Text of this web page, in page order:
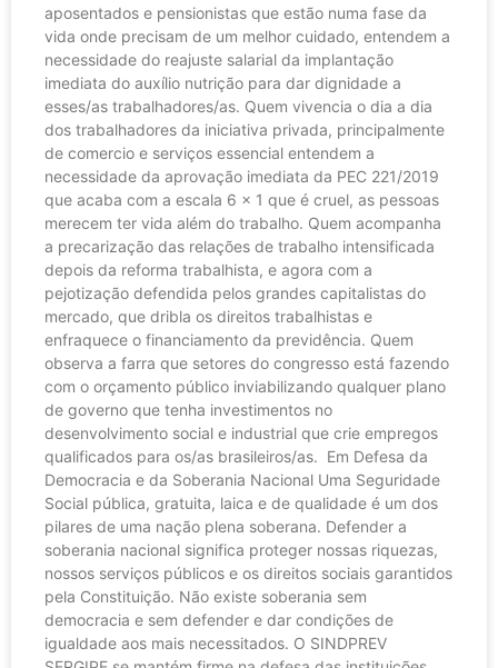
aposentados e pensionistas que estão numa fase da
vida onde precisam de um melhor cuidado, entendem a
necessidade do reajuste salarial da implantação
imediata do auxílio nutrição para dar dignidade a
esses/as trabalhadores/as. Quem vivencia o dia a dia
dos trabalhadores da iniciativa privada, principalmente
de comercio e serviços essencial entendem a
necessidade da aprovação imediata da PEC 221/2019
que acaba com a escala 6 x 1 que é cruel, as pessoas
merecem ter vida além do trabalho. Quem acompanha
a precarização das relações de trabalho intensificada
depois da reforma trabalhista, e agora com a
pejotização defendida pelos grandes capitalistas do
mercado, que dribla os direitos trabalhistas e
enfraquece o financiamento da previdência. Quem
observa a farra que setores do congresso está fazendo
com o orçamento público inviabilizando qualquer plano
de governo que tenha investimentos no
desenvolvimento social e industrial que crie empregos
qualificados para os/as brasileiros/as. Em Defesa da
Democracia e da Soberania Nacional Uma Seguridade
Social pública, gratuita, laica e de qualidade é um dos
pilares de uma nação plena soberana. Defender a
soberania nacional significa proteger nossas riquezas,
nossos serviços públicos e os direitos sociais garantidos
pela Constituição. Não existe soberania sem
democracia e sem defender e dar condições de
igualdade aos mais necessitados. O SINDPREV